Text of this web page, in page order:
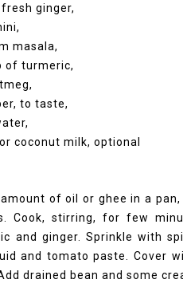
ginger,
masala,
of turmeric,
to taste,
coconut milk, optional
of oil or ghee in a
Cook, stirring, for few
and ginger. Sprinkle with
and tomato paste. Cover
drained bean and some